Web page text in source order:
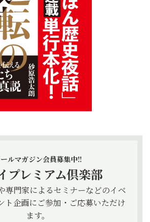
ルマガジン会員募集中!!
プレミアム倶楽部
専門家によるセミナーなどのイベ
ト企画にご参加・ご応募いただけ
ます。